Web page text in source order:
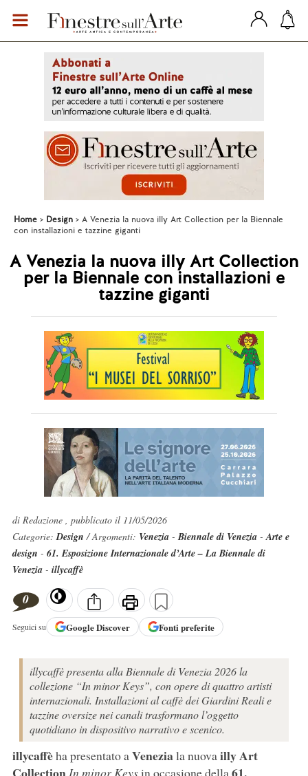
Home Design
A Venezia la nuova illy Art Collection per la Biennale
con installazioni e tazzine giganti
A Venezia la nuova illy Art Collection
per la Biennale con installazioni e
tazzine giganti
di Redazione , pubblicato il 11/05/2026
Categorie:Design/ Argomenti: Venezia-Biennale di Venezia-Arte e
design - 61. Esposizione Internazionale d’Arte – La Biennale di
Venezia- illycaffè
0
Seguici su GoogleDiscover Fonti preferite
illycaffè presenta alla Biennale di Venezia 2026 la
collezione “In minor Keys”, con opere di quattro artisti
internazionali. Installazioni al caffè dei Giardini Reali e
tazzine oversize nei canali trasformano l’oggetto
quotidiano in dispositivo narrativo e scenico.
illycaffèha presentato aVeneziala nuovailly Art
In minor Keysin occasione della